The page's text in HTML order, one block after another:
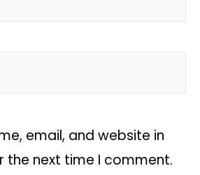
email, and website in
the next time I comment.